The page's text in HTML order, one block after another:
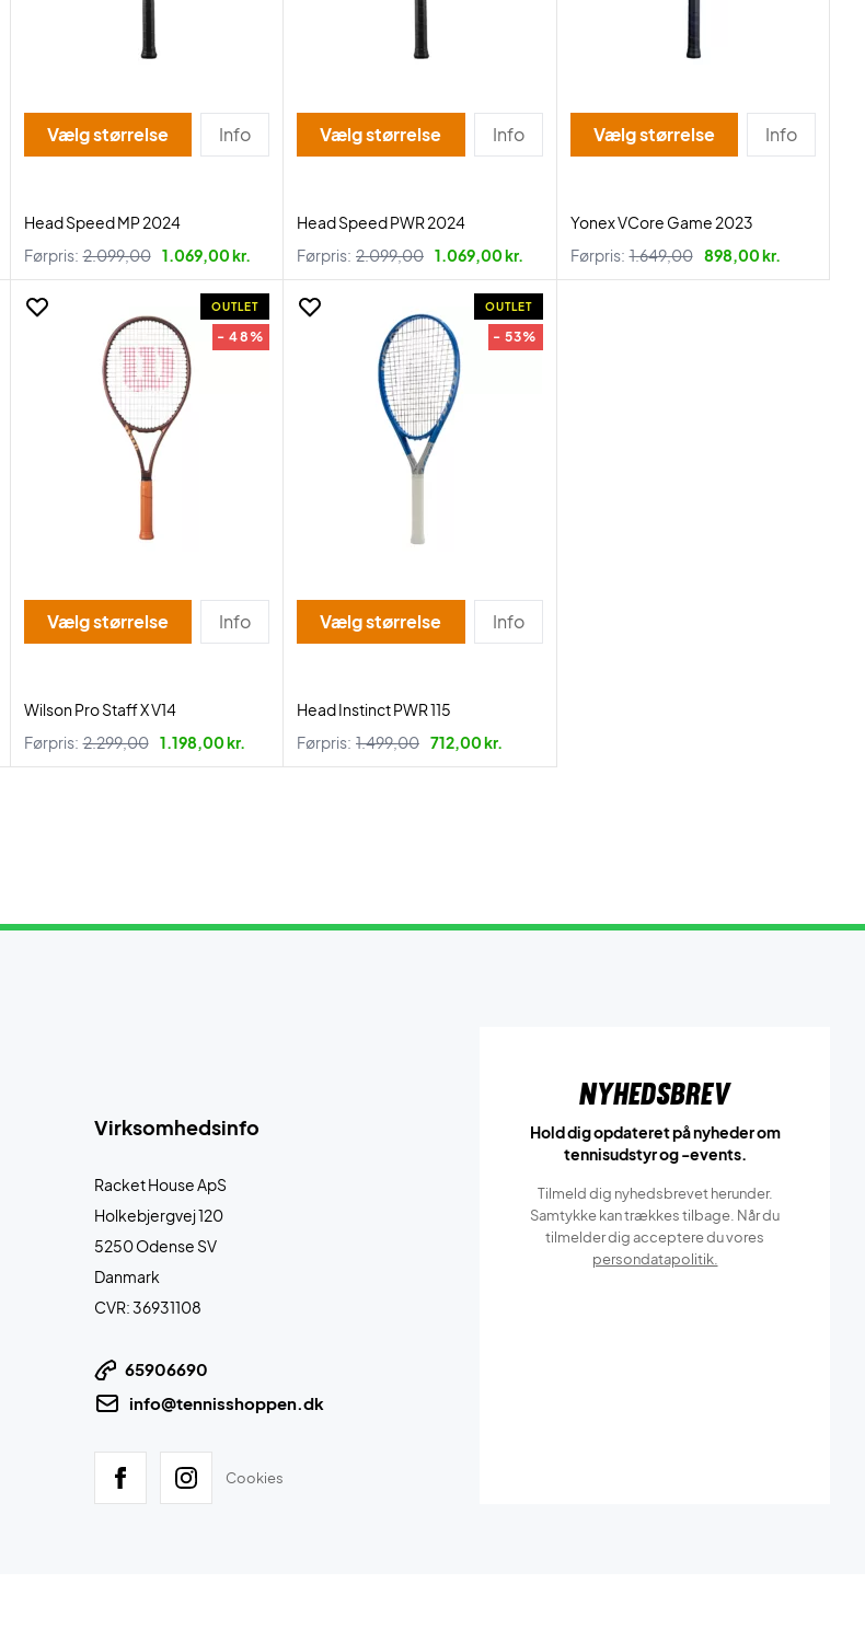
Vælg størrelse Info
Head Speed MP 2024
Førpris: 2.099,00 1.069,00 kr.
Vælg størrelse Info
Head Speed PWR 2024
Førpris: 2.099,00 1.069,00 kr.
Vælg størrelse Info
Yonex VCore Game 2023
Førpris: 1.649,00 898,00 kr.
OUTLET
- 48%
Vælg størrelse Info
Wilson Pro Staff X V14
Førpris: 2.299,00 1.198,00 kr.
OUTLET
- 53%
Vælg størrelse Info
Head Instinct PWR 115
Førpris: 1.499,00 712,00 kr.
Virksomhedsinfo
Racket House ApS
Holkebjergvej 120
5250 Odense SV
Danmark
CVR: 36931108
65906690
info@tennisshoppen.dk
Cookies
Nyhedsbrev
Hold dig opdateret på nyheder om
tennisudstyr og -events.
Tilmeld dig nyhedsbrevet herunder.
Samtykke kan trækkes tilbage. Når du
tilmelder dig acceptere du vores
persondatapolitik.